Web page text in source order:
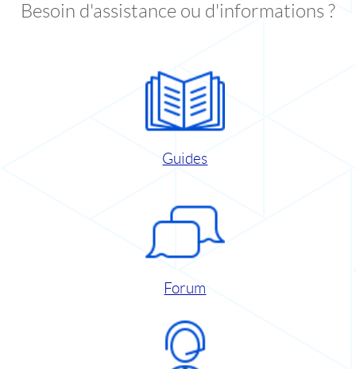
Besoin d'assistance ou d'informations ?
Guides
Forum